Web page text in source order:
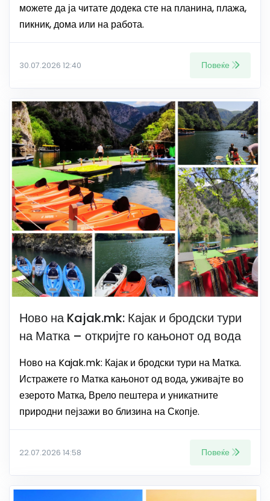
можете да ја читате додека сте на планина, плажа,
пикник, дома или на работа.
30.07.2026 12:40 Повеќе
Ново на Kajak.mk: Кајак и бродски тури
на Матка – откријте го кањонот од вода
Ново на Kajak.mk: Кајак и бродски тури на Матка.
Истражете го Матка кањонот од вода, уживајте во
езерото Матка, Врело пештера и уникатните
природни пејзажи во близина на Скопје.
22.07.2026 14:58 Повеќе